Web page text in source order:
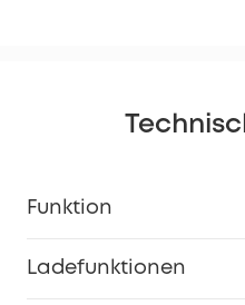
Funktion
Ladefunktionen